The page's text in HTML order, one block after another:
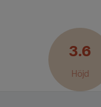
3.6
Höjd